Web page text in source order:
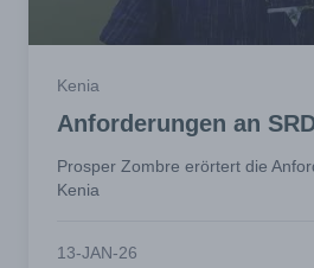
Kenia
Anforderungen an
Prosper Zombre erörtert die
Kenia
13-JAN-26